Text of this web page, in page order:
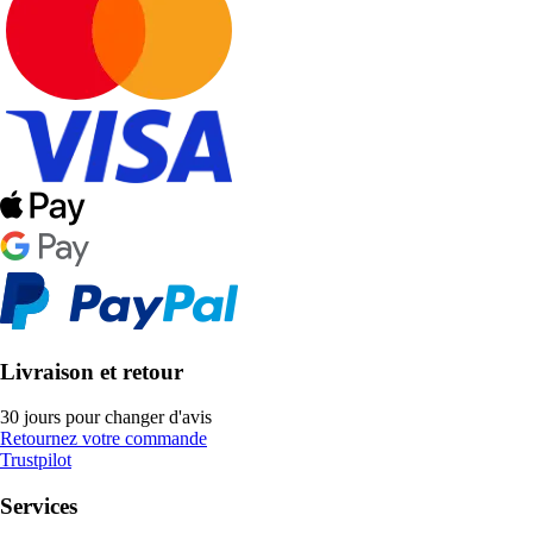
Livraison et retour
30 jours pour changer d'avis
Retournez votre commande
Trustpilot
Services